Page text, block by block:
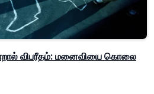
விபரீதம்: மனைவியை கொலை